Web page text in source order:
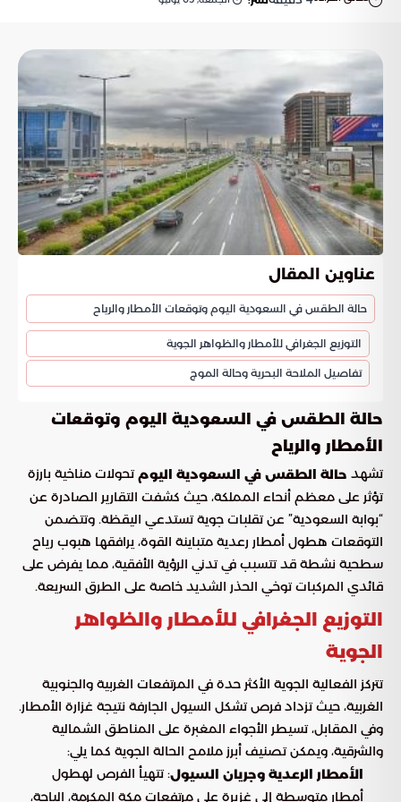
عناوين المقال
حالة الطقس في السعودية اليوم وتوقعات الأمطار والرياح
التوزيع الجغرافي للأمطار والظواهر الجوية
تفاصيل الملاحة البحرية وحالة الموج
حالة الطقس في السعودية اليوم وتوقعات
الأمطار والرياح
تشهد حالة الطقس في السعودية اليومتحولات مناخية بارزة
تؤثر على معظم أنحاء المملكة، حيث كشفت التقارير الصادرة عن
“بوابة السعودية” عن تقلبات جوية تستدعي اليقظة. وتتضمن
التوقعات هطول أمطار رعدية متباينة القوة، يرافقها هبوب رياح
سطحية نشطة قد تتسبب في تدني الرؤية الأفقية، مما يفرض على
قائدي المركبات توخي الحذر الشديد خاصة على الطرق السريعة.
التوزيع الجغرافي للأمطار والظواهر
الجوية
تتركز الفعالية الجوية الأكثر حدة في المرتفعات الغربية والجنوبية
الغربية، حيث تزداد فرص تشكل السيول الجارفة نتيجة غزارة الأمطار.
وفي المقابل، تسيطر الأجواء المغبرة على المناطق الشمالية
والشرقية، ويمكن تصنيف أبرز ملامح الحالة الجوية كما يلي:
الأمطار الرعدية وجريان السيول: تتهيأ الفرص لهطول
أمطار متوسطة إلى غزيرة على مرتفعات مكة المكرمة، الباحة،